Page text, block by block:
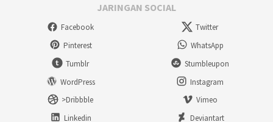
JARINGAN SOCIAL
Facebook
Twitter
Pinterest
WhatsApp
Tumblr
Stumbleupon
WordPress
Instagram
>Dribbble
Vimeo
Linkedin
Deviantart